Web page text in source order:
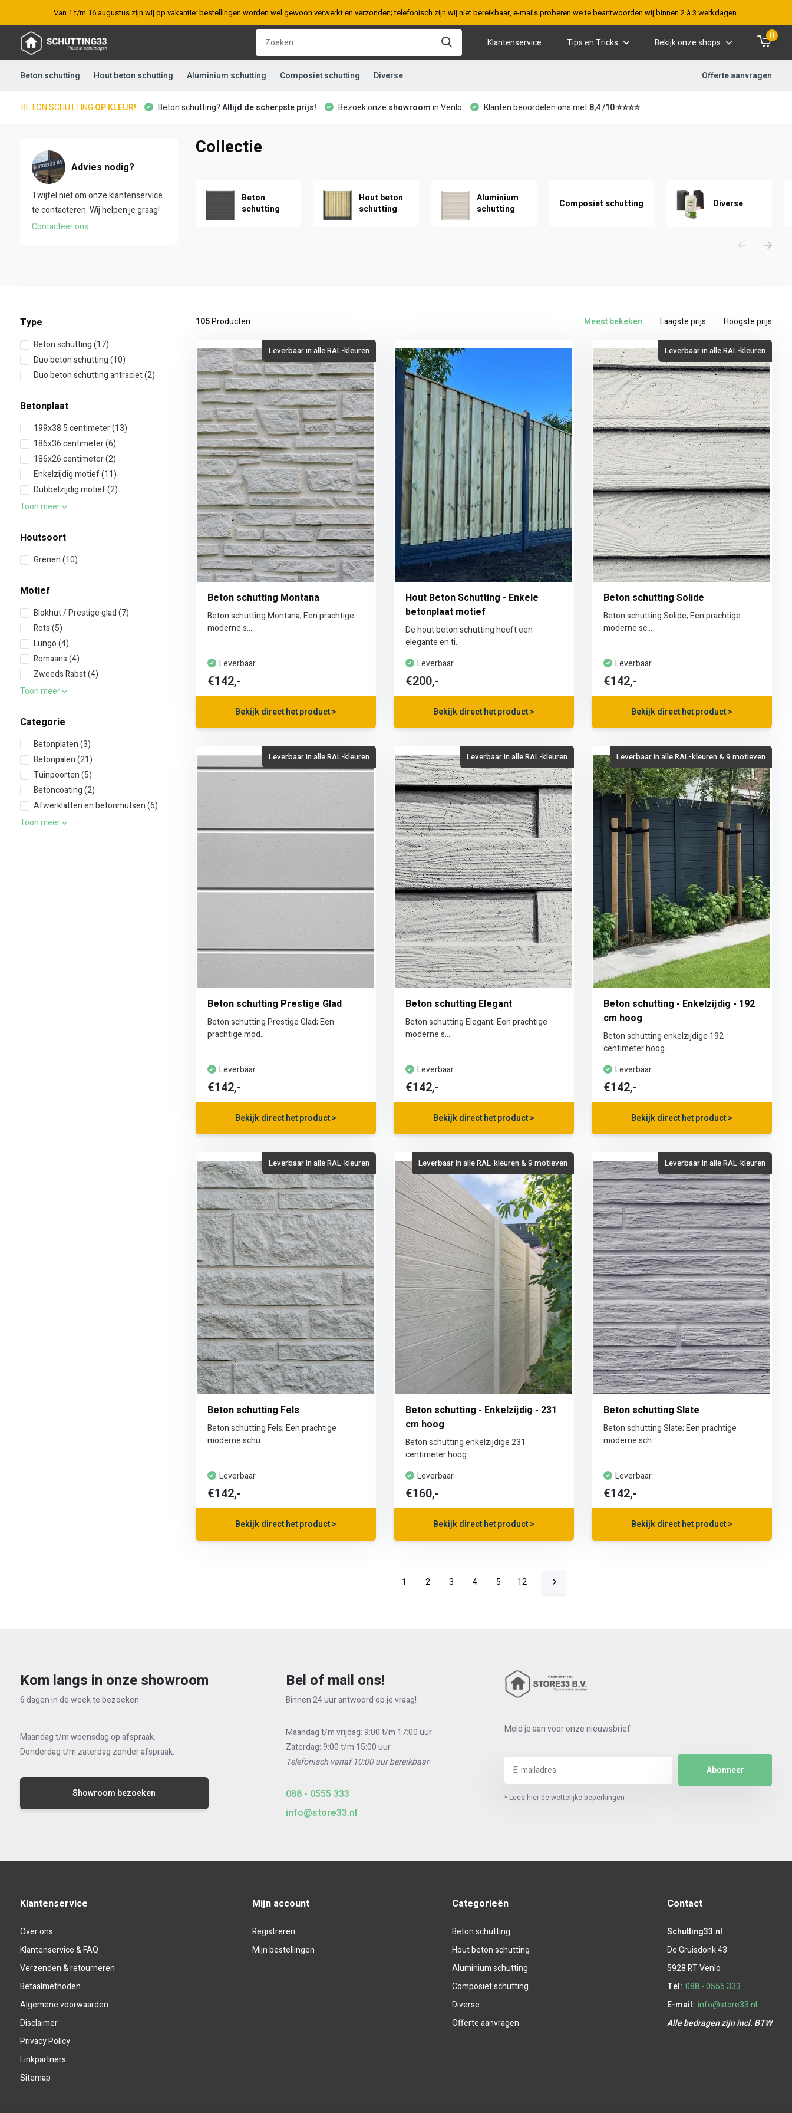
Van 1 t/m 16 augustus zijn wij op vakantie: bestellingen worden wel gewoon verwerkt en verzonden; telefonisch zijn wij niet bereikbaar, e-mails proberen we te beantwoorden wij binnen 2 à 3 werkdagen.
Klantenservice Tips en Tricks Bekijk onze shops
0
Beton schutting Hout beton schutting Aluminium schutting Composiet schutting Diverse Offerte aanvragen
BETON SCHUTTING OP KLEUR! Beton schutting?Altijd de scherpste prijs! Bezoek onze showroomin Venlo Klanten beoordelen ons met8,4 /10 ⭐⭐⭐⭐
Advies nodig?
Twijfel niet om onze klantenservice
te contacteren. Wij helpen je graag!
Contacteer ons
Collectie
Beton
schutting
Hout beton
schutting
Aluminium
schutting
Composiet schutting Diverse
Type
Beton schutting(17)
Duo beton schutting(10)
Duo beton schutting antraciet(2)
Betonplaat
199x38.5 centimeter(13)
186x36 centimeter(6)
186x26 centimeter(2)
Enkelzijdig motief(11)
Dubbelzijdig motief(2)
Toon meer
Houtsoort
Grenen(10)
Motief
Blokhut / Prestige glad(7)
Rots(5)
Lungo(4)
Romaans(4)
Zweeds Rabat(4)
Toon meer
Categorie
Betonplaten(3)
Betonpalen(21)
Tuinpoorten(5)
Betoncoating(2)
Afwerklatten en betonmutsen(6)
Toon meer
105Producten Meest bekeken Laagste prijs Hoogste prijs
Leverbaar in alle RAL-kleuren
Beton schutting Montana
Beton schutting Montana; Een prachtige
moderne s...
Leverbaar
€142,-
Bekijk direct het product >
Hout Beton Schutting - Enkele
betonplaat motief
De hout beton schutting heeft een
elegante en ti...
Leverbaar
€200,-
Bekijk direct het product >
Leverbaar in alle RAL-kleuren
Beton schutting Solide
Beton schutting Solide; Een prachtige
moderne sc...
Leverbaar
€142,-
Bekijk direct het product >
Leverbaar in alle RAL-kleuren
Beton schutting Prestige Glad
Beton schutting Prestige Glad; Een
prachtige mod...
Leverbaar
€142,-
Bekijk direct het product >
Leverbaar in alle RAL-kleuren
Beton schutting Elegant
Beton schutting Elegant; Een prachtige
moderne s...
Leverbaar
€142,-
Bekijk direct het product >
Leverbaar in alle RAL-kleuren & 9 motieven
Beton schutting - Enkelzijdig - 192
cm hoog
Beton schutting enkelzijdige 192
centimeter hoog...
Leverbaar
€142,-
Bekijk direct het product >
Leverbaar in alle RAL-kleuren
Beton schutting Fels
Beton schutting Fels; Een prachtige
moderne schu...
Leverbaar
€142,-
Bekijk direct het product >
Leverbaar in alle RAL-kleuren & 9 motieven
Beton schutting - Enkelzijdig - 231
cm hoog
Beton schutting enkelzijdige 231
centimeter hoog...
Leverbaar
€160,-
Bekijk direct het product >
Leverbaar in alle RAL-kleuren
Beton schutting Slate
Beton schutting Slate; Een prachtige
moderne sch...
Leverbaar
€142,-
Bekijk direct het product >
1 2 3 4 5 12
Kom langs in onze showroom
6 dagen in de week te bezoeken.
Maandag t/m woensdag op afspraak.
Donderdag t/m zaterdag zonder afspraak.
Showroom bezoeken
Bel of mail ons!
Binnen 24 uur antwoord op je vraag!
Maandag t/m vrijdag: 9:00 t/m 17:00 uur
Zaterdag: 9:00 t/m 15:00 uur
Telefonisch vanaf 10:00 uur bereikbaar
088 - 0555 333
info@store33.nl
Meld je aan voor onze nieuwsbrief
Abonneer
* Lees hier de wettelijke beperkingen
Klantenservice
Over ons
Klantenservice & FAQ
Verzenden & retourneren
Betaalmethoden
Algemene voorwaarden
Disclaimer
Privacy Policy
Linkpartners
Sitemap
Mijn account
Registreren
Mijn bestellingen
Categorieën
Beton schutting
Hout beton schutting
Aluminium schutting
Composiet schutting
Diverse
Offerte aanvragen
Contact
Schutting33.nl
De Gruisdonk 43
5928 RT Venlo
Tel: 088 - 0555 333
E-mail: info@store33.nl
Alle bedragen zijn incl. BTW